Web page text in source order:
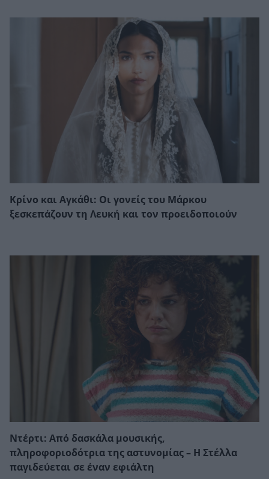
Κρίνο και Αγκάθι: Οι γονείς του Μάρκου
ξεσκεπάζουν τη Λευκή και τον προειδοποιούν
Ντέρτι: Από δασκάλα μουσικής,
πληροφοριοδότρια της αστυνομίας – Η Στέλλα
παγιδεύεται σε έναν εφιάλτη